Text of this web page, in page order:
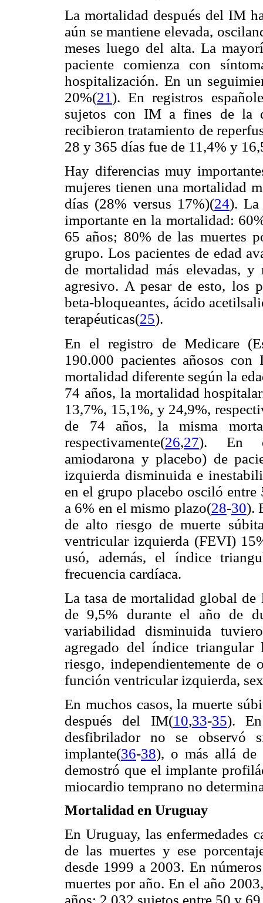
La mortalidad después del IM
aún se mantiene elevada,
meses luego del alta. La
paciente comienza con
hospitalización. En un
20%(21). En registros
sujetos con IM a fines de la
recibieron tratamiento de
28 y 365 días fue de 11,4% y
Hay diferencias muy
mujeres tienen una mortalidad
días (28% versus 17%)(24). La
importante en la mortalidad:
65 años; 80% de las muertes
grupo. Los pacientes de edad
de mortalidad más elevadas,
agresivo. A pesar de esto, los
beta-bloqueantes, ácido
terapéuticas(25).
En el registro de Medicare
190.000 pacientes añosos con
mortalidad diferente según la
74 años, la mortalidad
13,7%, 15,1%, y 24,9%,
de 74 años, la misma
respectivamente(26,27). En
amiodarona y placebo) de
izquierda disminuida e
en el grupo placebo osciló
a 6% en el mismo plazo(28-30).
de alto riesgo de muerte
ventricular izquierda (FEVI)
usó, además, el índice
frecuencia cardíaca.
La tasa de mortalidad global
de 9,5% durante el año de
variabilidad disminuida
agregado del índice
riesgo, independientemente de
función ventricular izquierda,
En muchos casos, la muerte
después del IM(10,33-35).
desfibrilador no se observó
implante(36-38), o más allá de
demostró que el implante
miocardio temprano no
Mortalidad en Uruguay
En Uruguay, las enfermedades
de las muertes y ese
desde 1999 a 2003. En
muertes por año. En el año